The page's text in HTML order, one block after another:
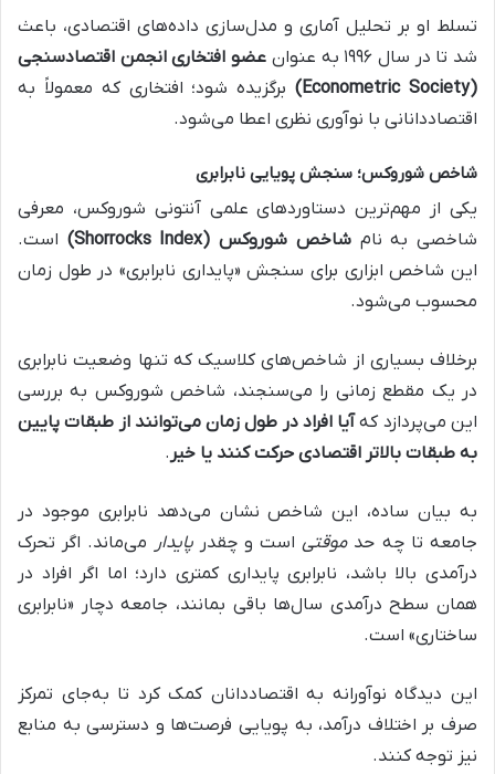
تسلط او بر تحلیل آماری و مدل‌سازی داده‌های اقتصادی، باعث
شد تا در سال ۱۹۹۶ به عنوان
عضو افتخاری انجمن اقتصادسنجی
(Econometric Society)
برگزیده شود؛ افتخاری که معمولاً به
اقتصاددانانی با نوآوری نظری اعطا می‌شود.
شاخص شوروکس؛ سنجش پویایی نابرابری
یکی از مهم‌ترین دستاوردهای علمی آنتونی شوروکس، معرفی
شاخصی به نامشاخص شوروکس (Shorrocks Index)
است.
این شاخص ابزاری برای سنجش «پایداری نابرابری» در طول زمان
محسوب می‌شود.
برخلاف بسیاری از شاخص‌های کلاسیک که تنها وضعیت نابرابری
در یک مقطع زمانی را می‌سنجند، شاخص شوروکس به بررسی
این می‌پردازد کهآیا افراد در طول زمان می‌توانند از طبقات پایین
به طبقات بالاتر اقتصادی حرکت کنند یا خیر .
به بیان ساده، این شاخص نشان می‌دهد نابرابری موجود در
جامعه تا چه حدموقتیاست و چقدرپایدار می‌ماند. اگر تحرک
درآمدی بالا باشد، نابرابری پایداری کمتری دارد؛ اما اگر افراد در
همان سطح درآمدی سال‌ها باقی بمانند، جامعه دچار «نابرابری
ساختاری» است.
این دیدگاه نوآورانه به اقتصاددانان کمک کرد تا به‌جای تمرکز
صرف بر اختلاف درآمد، به پویایی فرصت‌ها و دسترسی به منابع
نیز توجه کنند.